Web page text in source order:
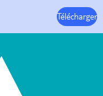
Télécharger